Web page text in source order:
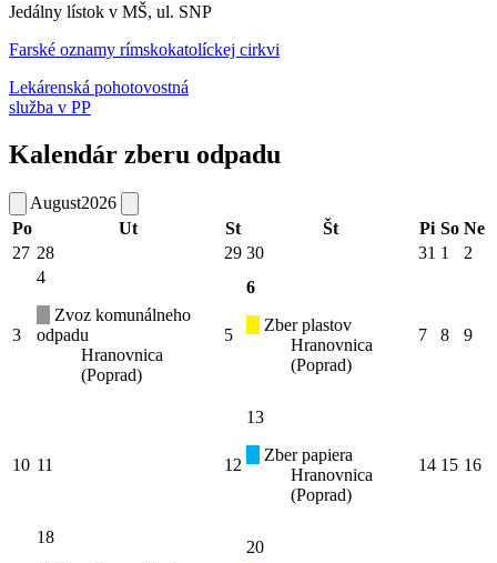
Jedálny lístok v MŠ, ul. SNP
Farské oznamy rímskokatolíckej cirkvi
Lekárenská pohotovostná
služba v PP
Kalendár zberu odpadu
August2026
Po
Ut St Št Pi So Ne
27 28 29 30 31 1 2
3
4
Zvoz komunálneho
odpadu
Hranovnica
(Poprad)
5
6
Zber plastov
Hranovnica
(Poprad)
7 8 9
10 11 12
13
Zber papiera
Hranovnica
(Poprad)
14 15 16
18
20